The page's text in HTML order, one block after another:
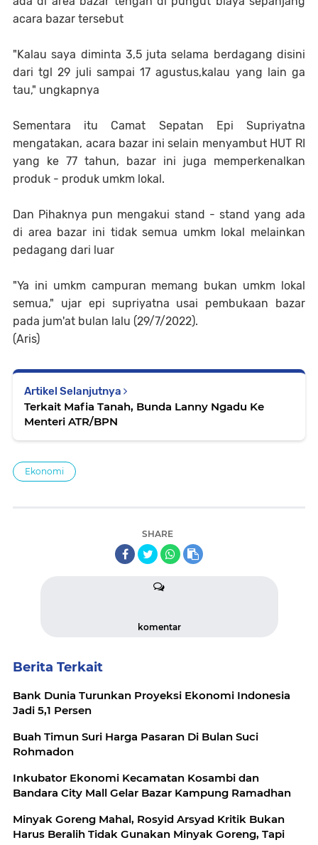
acara bazar tersebut
"Kalau saya diminta 3,5 juta selama berdagang disini
dari tgl 29 juli sampai 17 agustus,kalau yang lain ga
tau," ungkapnya
Sementara itu Camat Sepatan Epi Supriyatna
mengatakan, acara bazar ini selain menyambut HUT RI
yang ke 77 tahun, bazar ini juga memperkenalkan
produk - produk umkm lokal.
Dan Pihaknya pun mengakui stand - stand yang ada
di area bazar ini tidak semua umkm lokal melainkan
pedagang dari luar
"Ya ini umkm campuran memang bukan umkm lokal
semua," ujar epi supriyatna usai pembukaan bazar
pada jum'at bulan lalu (29/7/2022).
(Aris)
Artikel Selanjutnya
Terkait Mafia Tanah, Bunda Lanny Ngadu Ke
Menteri ATR/BPN
Ekonomi
SHARE
komentar
Berita Terkait
Bank Dunia Turunkan Proyeksi Ekonomi Indonesia
Jadi 5,1 Persen
Buah Timun Suri Harga Pasaran Di Bulan Suci
Rohmadon
Inkubator Ekonomi Kecamatan Kosambi dan
Bandara City Mall Gelar Bazar Kampung Ramadhan
Minyak Goreng Mahal, Rosyid Arsyad Kritik Bukan
Harus Beralih Tidak Gunakan Minyak Goreng, Tapi